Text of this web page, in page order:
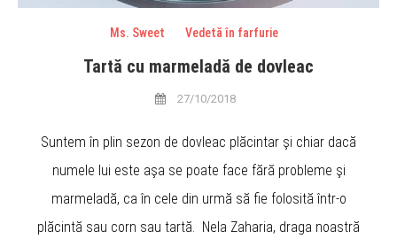
Ms. Sweet Vedetă în farfurie
Tartă cu marmeladă de dovleac
27/10/2018
Suntem în plin sezon de dovleac plăcintar şi chiar dacă
numele lui este aşa se poate face fără probleme şi
marmeladă, ca în cele din urmă să fie folosită într-o
plăcintă sau corn sau tartă. Nela Zaharia, draga noastră